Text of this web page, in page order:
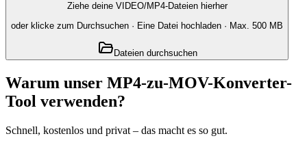
Ziehe deine VIDEO/MP4-Dateien hierher
oder klicke zum Durchsuchen · Eine Datei hochladen · Max. 500 MB
Dateien durchsuchen
Warum unser MP4-zu-MOV-Konverter-
Tool verwenden?
Schnell, kostenlos und privat – das macht es so gut.